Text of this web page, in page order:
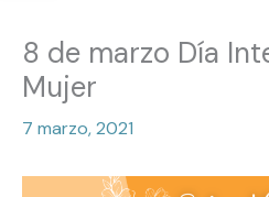
8 de marzo Día
Mujer
7 marzo, 2021